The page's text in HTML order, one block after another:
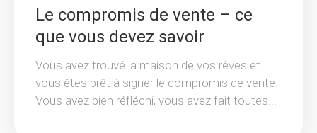
Le compromis de vente – ce
que vous devez savoir
Vous avez trouvé la maison de vos rêves et
vous êtes prêt à signer le compromis de vente.
Vous avez bien réfléchi, vous avez fait toutes...